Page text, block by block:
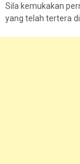
Sila kemukakan
yang telah tertera di